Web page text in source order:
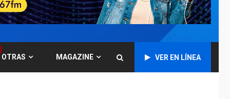
OTRAS MAGAZINE VER EN LÍNEA
1
Mariño respalda a
Cámara de Comercio
para reforma de Ley
de Puerto Libre
POLÍTICA
TITULARES